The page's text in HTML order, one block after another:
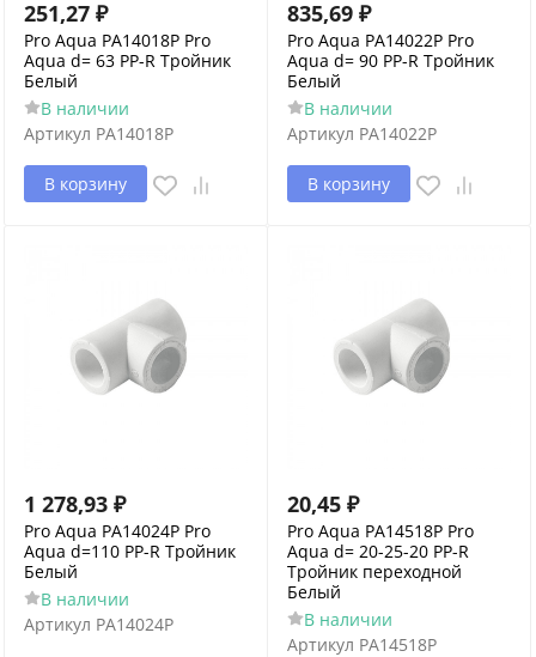
251,27 ₽
Pro Aqua PA14018P Pro
Aqua d= 63 PP-R Тройник
Белый
В наличии
Артикул PA14018P
В корзину
835,69 ₽
Pro Aqua PA14022P Pro
Aqua d= 90 PP-R Тройник
Белый
В наличии
Артикул PA14022P
В корзину
1 278,93 ₽
Pro Aqua PA14024P Pro
Aqua d=110 PP-R Тройник
Белый
В наличии
Артикул PA14024P
20,45 ₽
Pro Aqua PA14518P Pro
Aqua d= 20-25-20 PP-R
Тройник переходной
Белый
В наличии
Артикул PA14518P